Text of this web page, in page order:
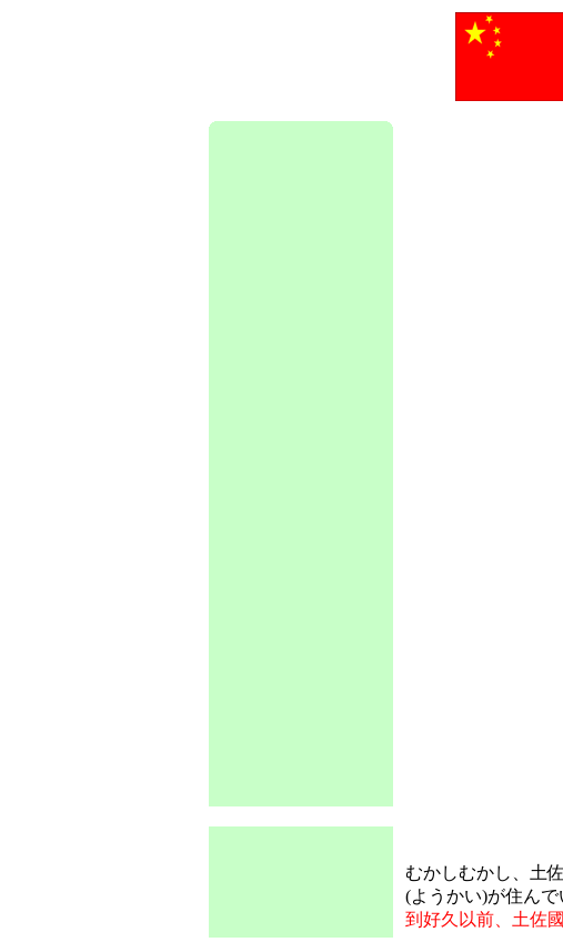
むかしむかし、土
(ようかい)が住んで
到好久以前、土佐